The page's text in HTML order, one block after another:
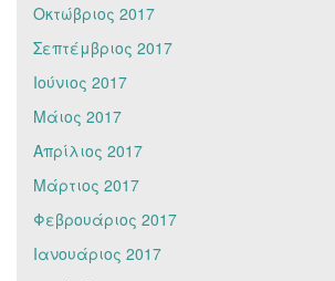
Οκτώβριος 2017
Σεπτέμβριος 2017
Ιούνιος 2017
Μάιος 2017
Απρίλιος 2017
Μάρτιος 2017
Φεβρουάριος 2017
Ιανουάριος 2017